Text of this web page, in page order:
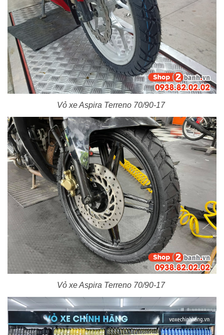
Vỏ xe Aspira Terreno 70/90-17
Vỏ xe Aspira Terreno 70/90-17